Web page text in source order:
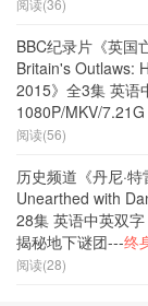
阅读(36)
BBC纪录片《英国
Britain's Outlaws:
2015》全3集 英语
1080P/MKV/
阅读(56)
历史频道《丹尼·
Unearthed with
28集 英语中英双
揭秘地下谜团---终
阅读(28)